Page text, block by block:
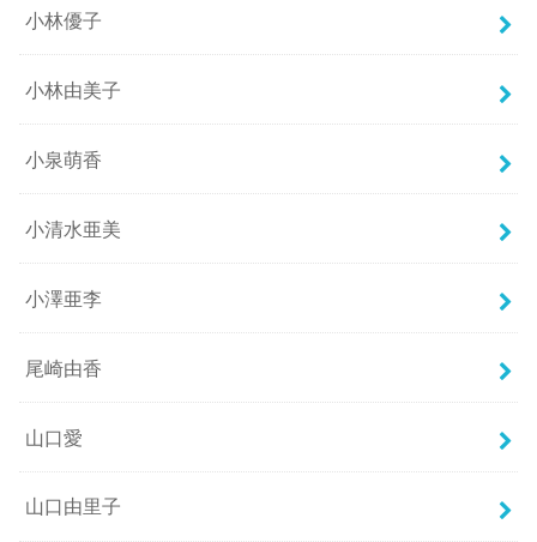
小林優子
小林由美子
小泉萌香
小清水亜美
小澤亜李
尾崎由香
山口愛
山口由里子